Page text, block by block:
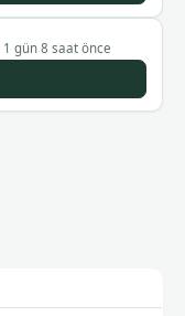
1 gün 8 saat önce